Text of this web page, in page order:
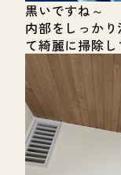
黒いですね～
内部をしっか
て綺麗に掃除